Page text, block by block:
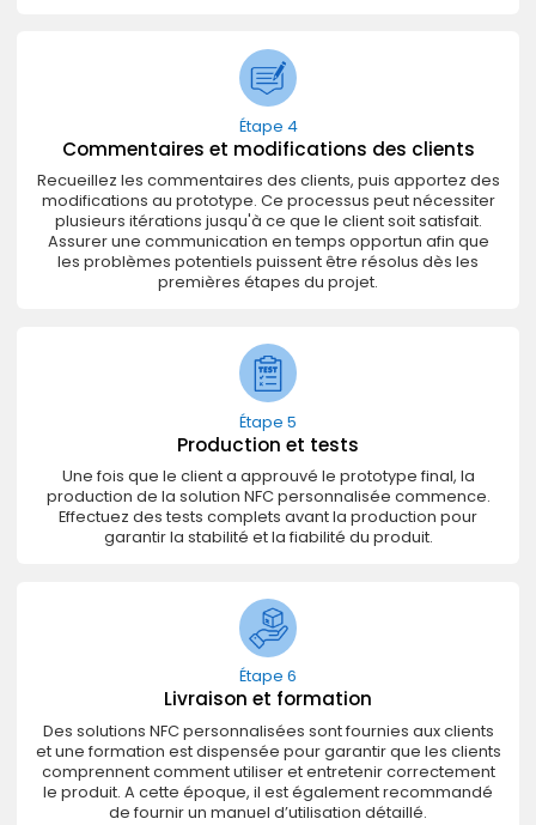
Étape 4
Commentaires et modifications des clients
Recueillez les commentaires des clients, puis apportez des
modifications au prototype. Ce processus peut nécessiter
plusieurs itérations jusqu'à ce que le client soit satisfait.
Assurer une communication en temps opportun afin que
les problèmes potentiels puissent être résolus dès les
premières étapes du projet.
Étape 5
Production et tests
Une fois que le client a approuvé le prototype final, la
production de la solution NFC personnalisée commence.
Effectuez des tests complets avant la production pour
garantir la stabilité et la fiabilité du produit.
Étape 6
Livraison et formation
Des solutions NFC personnalisées sont fournies aux clients
et une formation est dispensée pour garantir que les clients
comprennent comment utiliser et entretenir correctement
le produit. A cette époque, il est également recommandé
de fournir un manuel d’utilisation détaillé.